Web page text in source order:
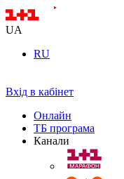
UA
RU
Вхід в кабінет
Онлайн
ТБ програма
Канали